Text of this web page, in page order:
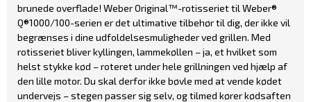
brunede overflade! Weber Original™-rotisseriet til Weber®
Q®1000/100-serien er det ultimative tilbehør til dig, der ikke vil
begrænses i dine udfoldelsesmuligheder ved grillen. Med
rotisseriet bliver kyllingen, lammekøllen – ja, et hvilket som
helst stykke kød – roteret under hele grillningen ved hjælp af
den lille motor. Du skal derfor ikke bøvle med at vende kødet
undervejs – stegen passer sig selv, og tilmed kører kødsaften